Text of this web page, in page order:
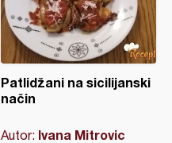
Patlidžani na sicilijanski
način
Autor: Ivana Mitrovic